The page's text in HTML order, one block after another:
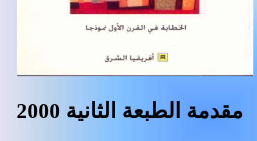
مقدمة الطبعة الثانية 2000